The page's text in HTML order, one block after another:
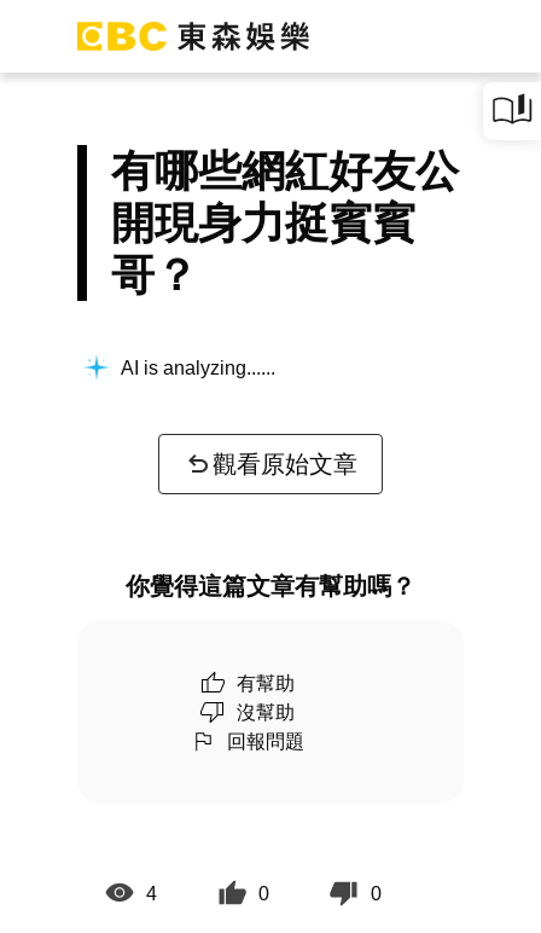
有哪些網紅好友公
開現身力挺賓賓
哥？
AI is analyzing...
觀看原始文章
你覺得這篇文章有幫助嗎？
有幫助
沒幫助
回報問題
4 0 0